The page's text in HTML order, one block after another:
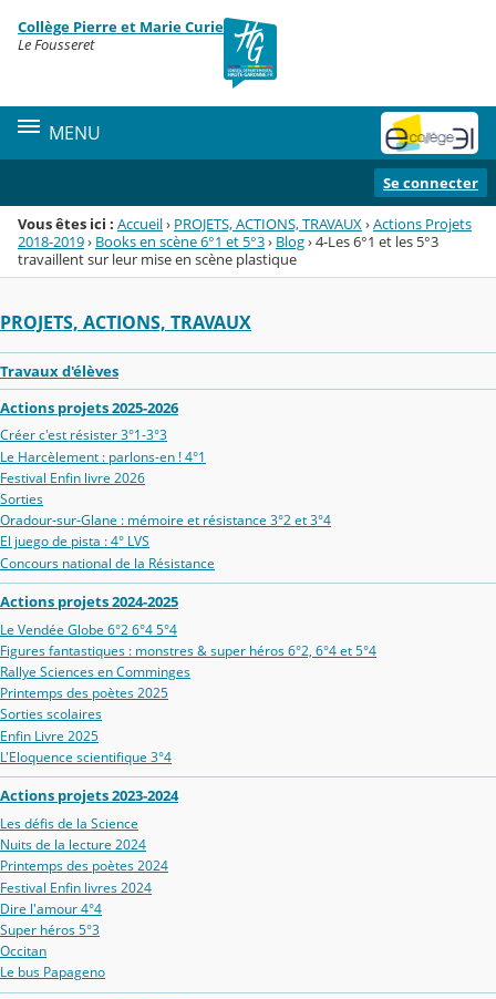
Menu de la rubrique
Contenu
Collège Pierre et Marie Curie
Le Fousseret
MENU
Se connecter
Vous êtes ici : Accueil› PROJETS, ACTIONS, TRAVAUX ›Actions Projets
2018-2019› Books en scène 6°1 et 5°3› Blog›4-Les 6°1 et les 5°3
travaillent sur leur mise en scène plastique
PROJETS, ACTIONS, TRAVAUX
Travaux d'élèves
Actions projets 2025-2026
Créer c'est résister 3°1-3°3
Le Harcèlement : parlons-en ! 4°1
Festival Enfin livre 2026
Sorties
Oradour‑sur‑Glane : mémoire et résistance 3°2 et 3°4
El juego de pista : 4° LVS
Concours national de la Résistance
Actions projets 2024-2025
Le Vendée Globe 6°2 6°4 5°4
Figures fantastiques : monstres & super héros 6°2, 6°4 et 5°4
Rallye Sciences en Comminges
Printemps des poètes 2025
Sorties scolaires
Enfin Livre 2025
L'Eloquence scientifique 3°4
Actions projets 2023-2024
Les défis de la Science
Nuits de la lecture 2024
Printemps des poètes 2024
Festival Enfin livres 2024
Dire l'amour 4°4
Super héros 5°3
Occitan
Le bus Papageno